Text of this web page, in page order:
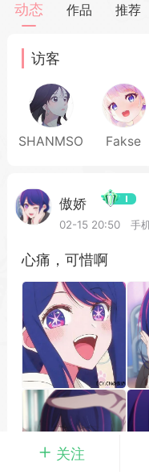
萌新报道
手绘画师
员
04-03 16:49
电脑端 公
2026⭐二次元宇宙
起开发的小伙伴们~
~直接看效果吧~
起开发属于大家的“二
~为爱发电~持续更新~
关注
动态 作品 推荐
访客
SHANMSO Fakse
傲娇
02-15 20:50 手
心痛，可惜啊